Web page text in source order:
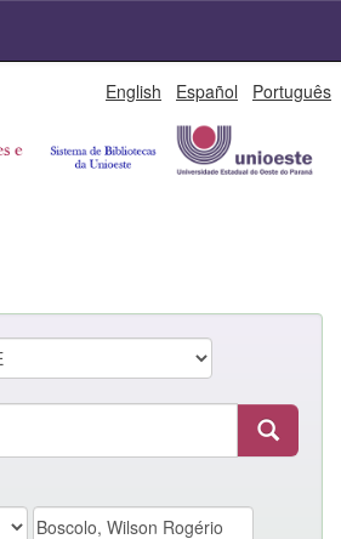
English Español Português